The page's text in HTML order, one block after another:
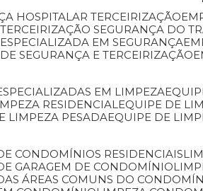
HOSPITALAR TERCEIRIZAÇÃO
TERCEIRIZAÇÃO SEGURANÇA DO
ESPECIALIZADA EM SEGURANÇA
DE SEGURANÇA E TERCEIRIZAÇÃO
EM LIMPEZA
RESIDENCIAL EQUIPE DE
LIMPEZA PESADA EQUIPE DE
CONDOMÍNIOS RESIDENCIAIS
GARAGEM DE CONDOMÍNIO
ÁREAS COMUNS DO